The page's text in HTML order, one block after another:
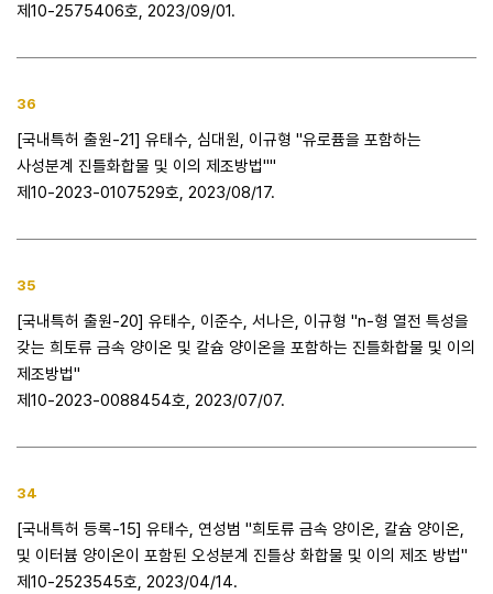
제10-2575406호, 2023/09/01.
36
[국내특허 출원-21] 유태수, 심대원, 이규형 "유로퓸을 포함하는
사성분계 진틀화합물 및 이의 제조방법""
제10-2023-0107529호, 2023/08/17.
35
[국내특허 출원-20] 유태수, 이준수, 서나은, 이규형 "n-형 열전 특성을
갖는 희토류 금속 양이온 및 칼슘 양이온을 포함하는 진틀화합물 및 이의
제조방법"
제10-2023-0088454호, 2023/07/07.
34
[국내특허 등록-15] 유태수, 연성범 "희토류 금속 양이온, 칼슘 양이온,
및 이터븀 양이온이 포함된 오성분계 진틀상 화합물 및 이의 제조 방법"
제10-2523545호, 2023/04/14.